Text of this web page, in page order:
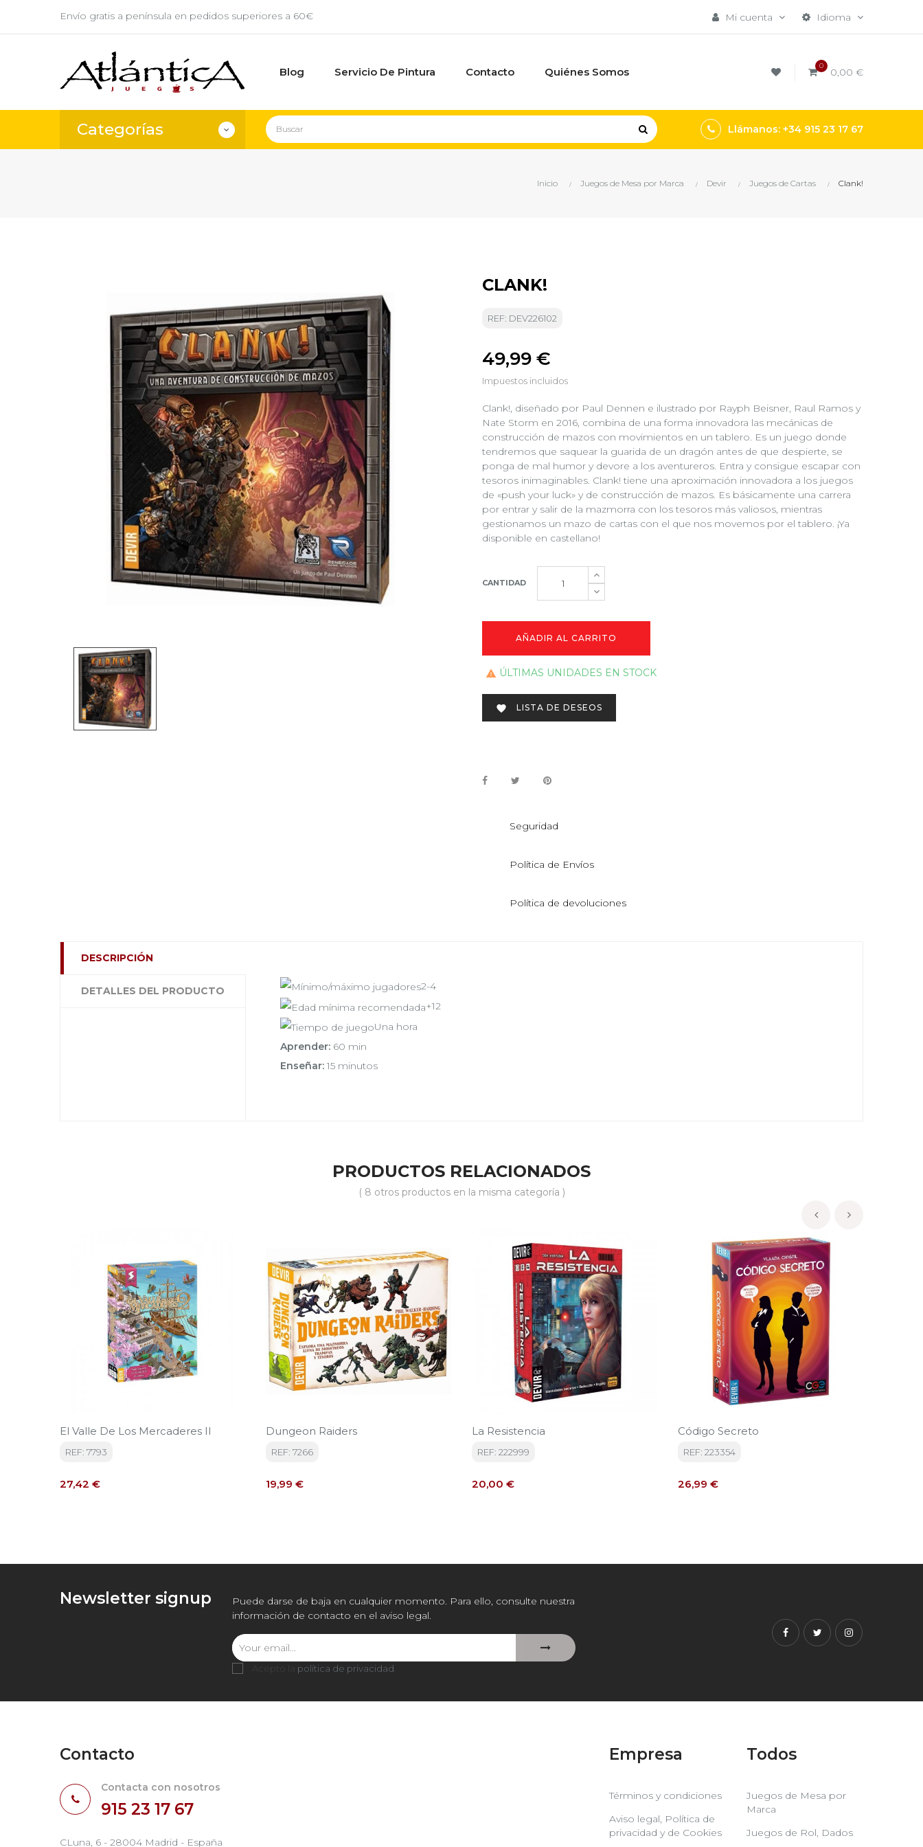
Envío gratis a península en pedidos superiores a 60€ Idioma
Mi cuenta
Blog Servicio De Pintura Contacto Quiénes Somos 0 0,00 €
Categorías Llámanos: +34 915 23 17 67
Inicio Juegos de Mesa por Marca Devir Juegos de Cartas Clank!
CLANK!
REF: DEV226102
49,99 €
Impuestos incluidos
Clank!, diseñado por Paul Dennen e ilustrado por Rayph Beisner, Raul Ramos y
Nate Storm en 2016, combina de una forma innovadora las mecánicas de
construcción de mazos con movimientos en un tablero. Es un juego donde
tendremos que saquear la guarida de un dragón antes de que despierte, se
ponga de mal humor y devore a los aventureros. Entra y consigue escapar con
tesoros inimaginables. Clank! tiene una aproximación innovadora a los juegos
de «push your luck» y de construcción de mazos. Es básicamente una carrera
por entrar y salir de la mazmorra con los tesoros más valiosos, mientras
gestionamos un mazo de cartas con el que nos movemos por el tablero. ¡Ya
disponible en castellano!
CANTIDAD
AÑADIR AL CARRITO
 ÚLTIMAS UNIDADES EN STOCK
 LISTA DE DESEOS
Seguridad
Política de Envíos
Política de devoluciones
DESCRIPCIÓN
DETALLES DEL PRODUCTO
2-4
+12
Una hora
Aprender: 60 min
Enseñar:15 minutos
PRODUCTOS RELACIONADOS
( 8 otros productos en la misma categoría )
El Valle De Los Mercaderes II
REF: 7793
Precio
27,42 €
Dungeon Raiders
REF: 7266
Precio
19,99 €
La Resistencia
REF: 222999
Precio
20,00 €
Código Secreto
REF: 223354
Precio
26,99 €
‹
Newsletter signup
Puede darse de baja en cualquier momento. Para ello, consulte nuestra
información de contacto en el aviso legal.
Acepto la política de privacidad
Facebook
TwitterInstagram
Contacto
Contacta con nosotros
915 23 17 67
CLuna, 6 - 28004 Madrid - España
Empresa
Términos y condiciones
Aviso legal, Política de
privacidad y de Cookies
Todos
Juegos de Mesa por
Marca
Juegos de Rol, Dados